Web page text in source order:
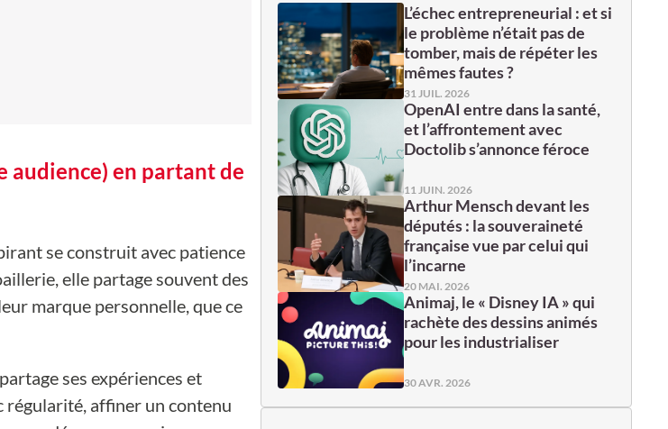
audience) en partant de
se construit avec patience
elle partage souvent des
marque personnelle, que ce
ses expériences et
régularité, affiner un contenu
L’échec entrepreneurial : et si
le problème n’était pas de
tomber, mais de répéter les
mêmes fautes ?
31 JUIL. 2026
OpenAI entre dans la santé,
et l’affrontement avec
Doctolib s’annonce féroce
11 JUIN. 2026
Arthur Mensch devant les
députés : la souveraineté
française vue par celui qui
l’incarne
20 MAI. 2026
Animaj, le « Disney IA » qui
rachète des dessins animés
pour les industrialiser
30 AVR. 2026